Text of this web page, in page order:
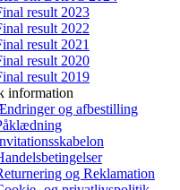
result 2023
result 2022
result 2021
result 2020
result 2019
information
og afbestilling
og Reklamation